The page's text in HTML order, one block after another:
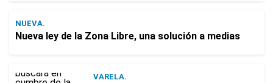
NUEVA.
Nueva ley de la Zona Libre, una solución a medias
VARELA.